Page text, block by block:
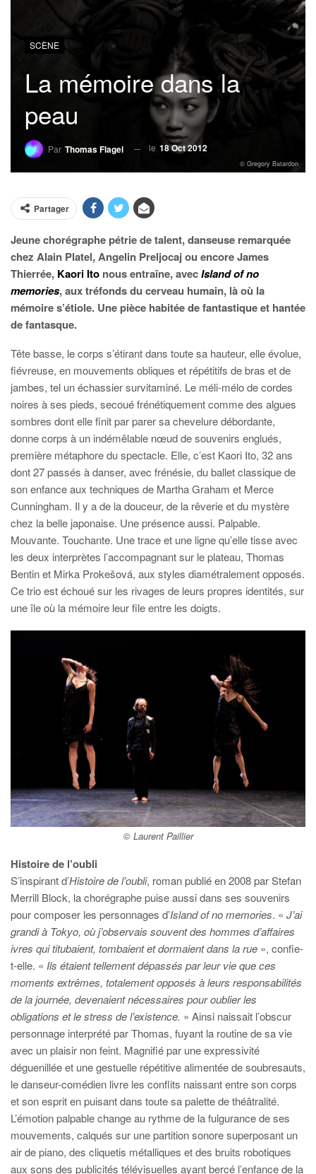
SCÈNE
La mémoire dans la
peau
Par Thomas Flagel le 18 Oct 2012
© Gregory Batardon
Partager
Jeune chorégraphe pétrie de talent, danseuse remarquée
chez Alain Platel, Angelin Preljocaj ou encore James
Thierrée, Kaori Ito nous entraîne, avecIsland of no
memories, aux tréfonds du cerveau humain, là où la
mémoire s’étiole. Une pièce habitée de fantastique et hantée
de fantasque.
Tête basse, le corps s’étirant dans toute sa hauteur, elle évolue,
fiévreuse, en mouvements obliques et répétitifs de bras et de
jambes, tel un échassier survitaminé. Le méli-mélo de cordes
noires à ses pieds, secoué frénétiquement comme des algues
sombres dont elle finit par parer sa chevelure débordante,
donne corps à un indémêlable nœud de souvenirs englués,
première métaphore du spectacle. Elle, c’est Kaori Ito, 32 ans
dont 27 passés à danser, avec frénésie, du ballet classique de
son enfance aux techniques de Martha Graham et Merce
Cunningham. Il y a de la douceur, de la rêverie et du mystère
chez la belle japonaise. Une présence aussi. Palpable.
Mouvante. Touchante. Une trace et une ligne qu’elle tisse avec
les deux interprètes l’accompagnant sur le plateau, Thomas
Bentin et Mirka Prokešová, aux styles diamétralement opposés.
Ce trio est échoué sur les rivages de leurs propres identités, sur
une île où la mémoire leur file entre les doigts.
© Laurent Paillier
Histoire de l’oubli
S’inspirant d’Histoire de l’oubli, romanpublié en 2008 par Stefan
Merrill Block, la chorégraphe puise aussi dans ses souvenirs
pour composer les personnages d’Island of no memories. « J’ai
grandi à Tokyo, où j’observais souvent des hommes d’affaires
ivres qui titubaient, tombaient et dormaient dans la rue », confie-
t-elle. « Ils étaient tellement dépassés par leur vie que ces
moments extrêmes, totalement opposés à leurs responsabilités
de la journée, devenaient nécessaires pour oublier les
obligations et le stress de l’existence. » Ainsi naissait l’obscur
personnage interprété par Thomas, fuyant la routine de sa vie
avec un plaisir non feint. Magnifié par une expressivité
déguenillée et une gestuelle répétitive alimentée de soubresauts,
le danseur-comédien livre les conflits naissant entre son corps
et son esprit en puisant dans toute sa palette de théâtralité.
L’émotion palpable change au rythme de la fulgurance de ses
mouvements, calqués sur une partition sonore superposant un
air de piano, des cliquetis métalliques et des bruits robotiques
aux sons des publicités télévisuelles ayant bercé l’enfance de la